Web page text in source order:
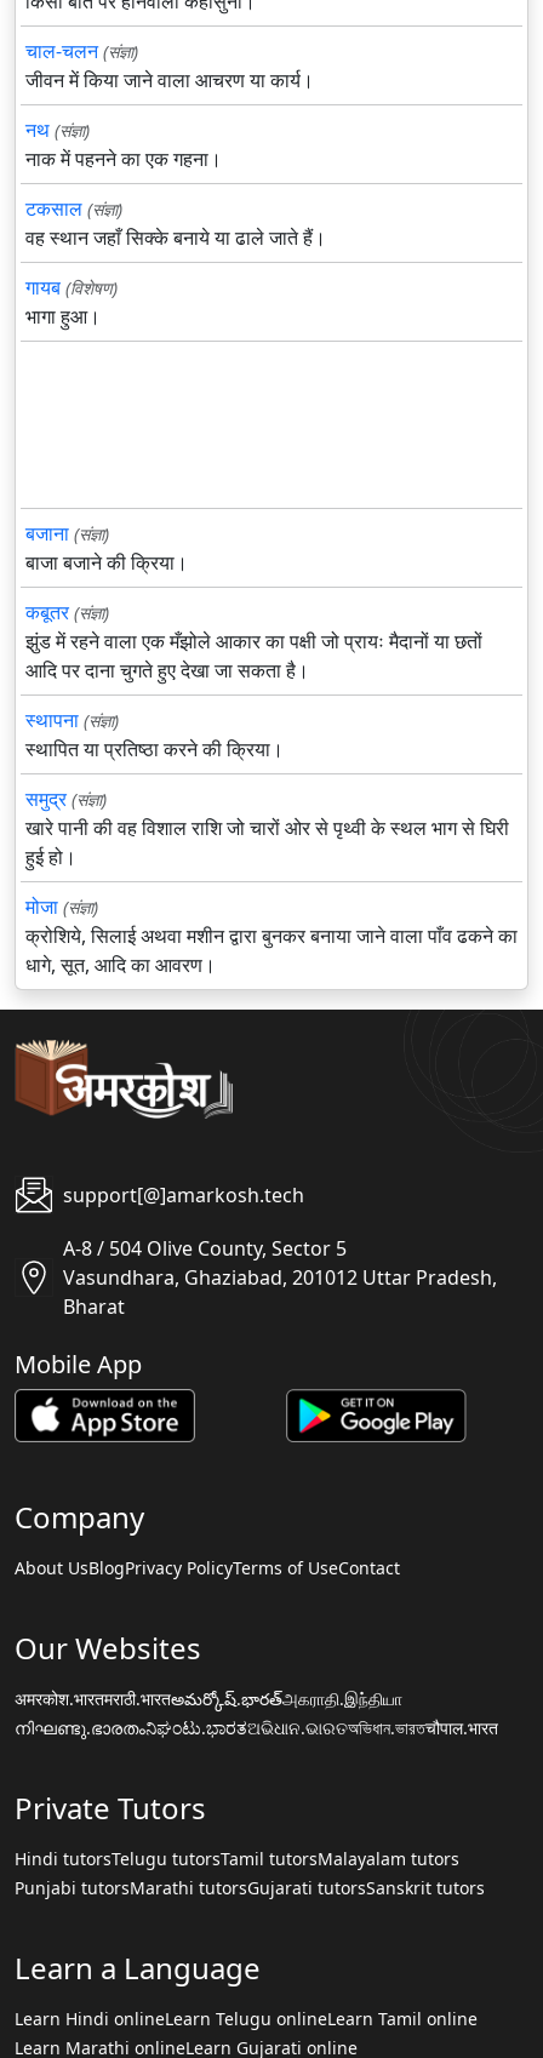
चाल-चलन (संज्ञा)
जीवन में किया जाने वाला आचरण या कार्य।
नथ (संज्ञा)
नाक में पहनने का एक गहना।
टकसाल (संज्ञा)
वह स्थान जहाँ सिक्के बनाये या ढाले जाते हैं।
गायब (विशेषण)
भागा हुआ।
बजाना (संज्ञा)
बाजा बजाने की क्रिया।
कबूतर (संज्ञा)
झुंड में रहने वाला एक मँझोले आकार का पक्षी जो प्रायः मैदानों या छतों
आदि पर दाना चुगते हुए देखा जा सकता है।
स्थापना (संज्ञा)
स्थापित या प्रतिष्ठा करने की क्रिया।
समुद्र (संज्ञा)
खारे पानी की वह विशाल राशि जो चारों ओर से पृथ्वी के स्थल भाग से घिरी
हुई हो।
मोजा (संज्ञा)
क्रोशिये, सिलाई अथवा मशीन द्वारा बुनकर बनाया जाने वाला पाँव ढकने का
धागे, सूत, आदि का आवरण।
support[@]amarkosh.tech
A-8 / 504 Olive County, Sector 5
Vasundhara, Ghaziabad, 201012 Uttar Pradesh,
Bharat
Mobile App
Company
About UsBlogPrivacy PolicyTerms of UseContact
Our Websites
अमरकोश.भारतमराठी.भारतఅమర్కోష్.భారత్அகராதி.இந்தியா
നിഘണ്ടു.ഭാരതംನಿಘಂಟು.ಭಾರತଅଭିଧାନ.ଭାରତঅভিধান.ভারতचौपाल.भारत
Private Tutors
Hindi tutorsTelugu tutorsTamil tutorsMalayalam tutors
Punjabi tutorsMarathi tutorsGujarati tutorsSanskrit tutors
Learn a Language
Learn Hindi onlineLearn Telugu onlineLearn Tamil online
Learn Marathi onlineLearn Gujarati online